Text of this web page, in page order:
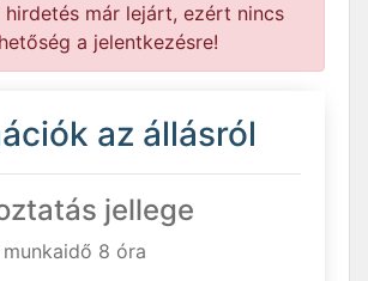
hirdetés már lejárt, ezért nincs
a jelentkezésre!
az állásról
jellege
munkaidő 8 óra